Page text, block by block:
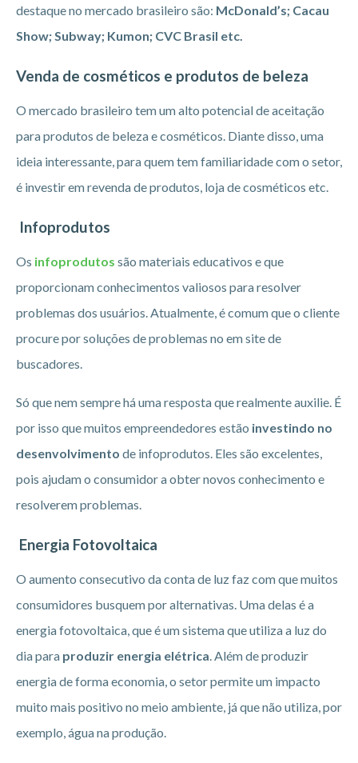
destaque no mercado brasileiro são: McDonald’s; Cacau
Show; Subway; Kumon; CVC Brasil etc.
Venda de cosméticos e produtos de beleza
O mercado brasileiro tem um alto potencial de aceitação
para produtos de beleza e cosméticos. Diante disso, uma
ideia interessante, para quem tem familiaridade com o setor,
é investir em revenda de produtos, loja de cosméticos etc.
Infoprodutos
Os infoprodutos são materiais educativos e que
proporcionam conhecimentos valiosos para resolver
problemas dos usuários. Atualmente, é comum que o cliente
procure por soluções de problemas no em site de
buscadores.
Só que nem sempre há uma resposta que realmente auxilie. É
por isso que muitos empreendedores estão investindo no
desenvolvimento de infoprodutos. Eles são excelentes,
pois ajudam o consumidor a obter novos conhecimento e
resolverem problemas.
Energia Fotovoltaica
O aumento consecutivo da conta de luz faz com que muitos
consumidores busquem por alternativas. Uma delas é a
energia fotovoltaica, que é um sistema que utiliza a luz do
dia para produzir energia elétrica. Além de produzir
energia de forma economia, o setor permite um impacto
muito mais positivo no meio ambiente, já que não utiliza, por
exemplo, água na produção.